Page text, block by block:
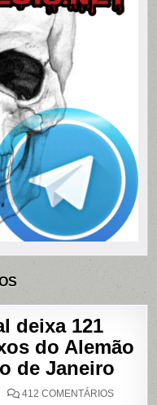
deixa 121
do Alemão
de Janeiro
412 COMENTÁRIOSEM